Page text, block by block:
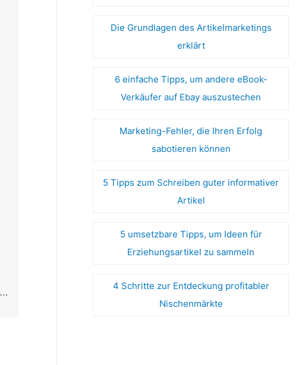
Die Grundlagen des Artikelmarketings
erklärt
6 einfache Tipps, um andere eBook-
Verkäufer auf Ebay auszustechen
Marketing-Fehler, die Ihren Erfolg
sabotieren können
5 Tipps zum Schreiben guter informativer
Artikel
5 umsetzbare Tipps, um Ideen für
Erziehungsartikel zu sammeln
4 Schritte zur Entdeckung profitabler
Nischenmärkte